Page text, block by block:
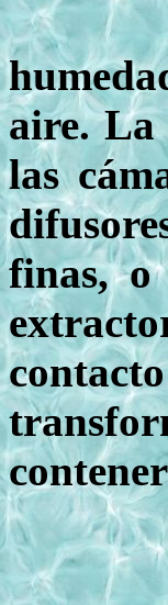
aire. La
las
finas, o